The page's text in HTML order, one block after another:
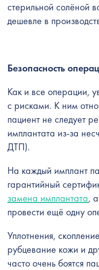
стерильной солёной
дешевле в
Безопасность
Как и все операции,
с рисками. К ним
пациент не следует
имплантата из-за
ДТП).
На каждый имплант
гарантийный
замена имплантата,
провести ещё одну
Уплотнения,
рубцевание кожи и
часто очень боятся